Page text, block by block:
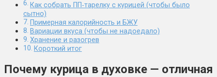
Как собрать ПП‑тарелку с курицей (чтобы было
сытно)
Примерная калорийность и БЖУ
Вариации вкуса (чтобы не надоедало)
Хранение и разогрев
Короткий итог
Почему курица в духовке — отличная